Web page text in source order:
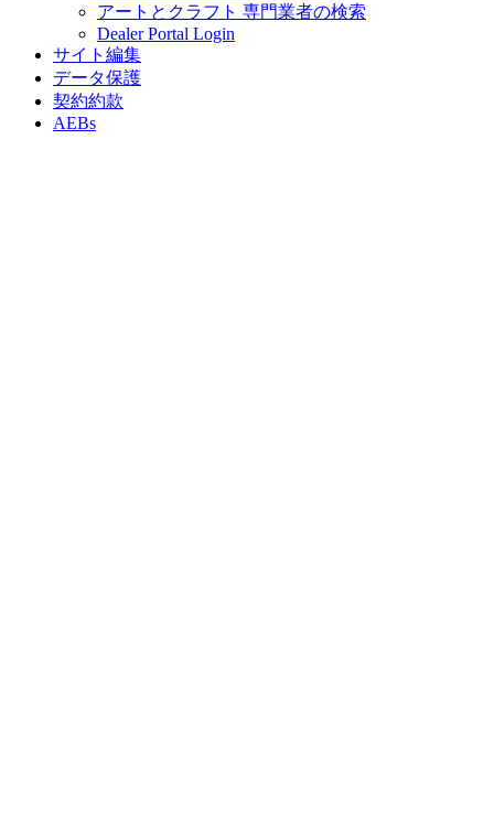
アートとクラフト 専門業者の検索
Dealer Portal Login
サイト編集
データ保護
契約約款
AEBs